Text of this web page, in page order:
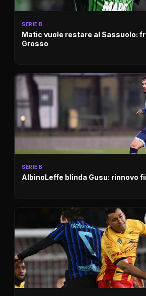
SERIE B
Matic vuole restare al Sassuolo:
Grosso
SERIE B
AlbinoLeffe blinda Gusu: rinnovo